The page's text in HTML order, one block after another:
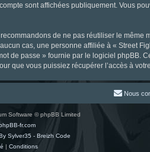
sont affichées publiquement. Vous
de ne pas réutiliser le même
cas, une personne affiliée à « Street
de passe » fournie par le logiciel phpBB.
que vous puissiez récupérer l’accès à
Nous
Software © phpBB Limited
fr.com
Sylver35 - Breizh Code
| Conditions